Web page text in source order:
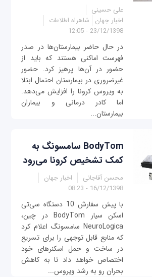
علی حسینی
اخبار جهان
شاهراه اطلاعات
23/12/1398 - 12:05
در حال حاضر بیمارستان‌ها در صدر
فهرست اماکنی هستند که باید از
حضور در آن‌ها پرهیز کرد. حضور
غیرضروری در بیمارستان احتمال ابتلا
به ویروس کرونا را افزایش می‌دهد.
اما کادر درمانی و بیماران
بیمارستان...
BodyTom سامسونگ به
کمک تشخیص کرونا می‌رود
محسن آقاجانی
اخبار جهان
16/12/1398 - 08:23
با پیش سفارش 10 دستگاه سی‌تی
اسکن سیار BodyTom در چین،
NeuroLogica سامسونگ اعلام كرد
که منابع قابل توجهی را برای تسریع
در ساخت و حمل اسکنرهای خود
اختصاص خواهد داد تا به کاهش
بحران رو به رشد ویروس...